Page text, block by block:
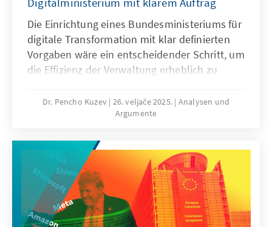
Die Einrichtung eines Bundesministeriums für
digitale Transformation mit klar definierten
Vorgaben wäre ein entscheidender Schritt, um
die Effizienz der Verwaltung erheblich zu
Bürgerinnen und Bürgern sowie
Unternehmen nachhaltig zu verbessern. Auch
der Verwaltungsdigitalisierung wäre ein
zentrales Ressort von Vorteil. Es schafft
eindeutige Verantwortlichkeiten und
adressiert den Vertrauensverlust der
Bürgerinnen und Bürger sowie die Reputation
und Wettbewerbsfähigkeit Deutschlands.
Dr. Pencho Kuzev 26. veljače 2025. Analysen und
Argumente